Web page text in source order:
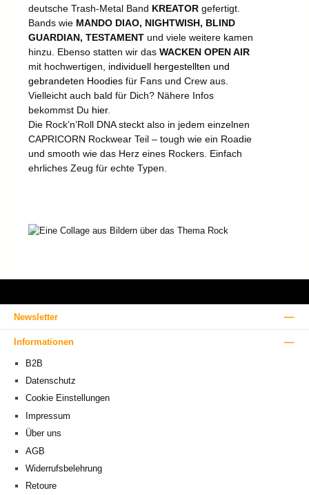
deutsche Trash-Metal Band KREATOR gefertigt.
Bands wie MANDO DIAO, NIGHTWISH, BLIND
GUARDIAN, TESTAMENT und viele weitere kamen
hinzu. Ebenso statten wir das WACKEN OPEN AIR
mit hochwertigen, individuell hergestellten und
gebrandeten Hoodies für Fans und Crew aus.
Vielleicht auch bald für Dich? Nähere Infos
bekommst Du hier.
Die Rock’n’Roll DNA steckt also in jedem einzelnen
CAPRICORN Rockwear Teil – tough wie ein Roadie
und smooth wie das Herz eines Rockers. Einfach
ehrliches Zeug für echte Typen.
Newsletter
Informationen
B2B
Datenschutz
Cookie Einstellungen
Impressum
Über uns
AGB
Widerrufsbelehrung
Retoure